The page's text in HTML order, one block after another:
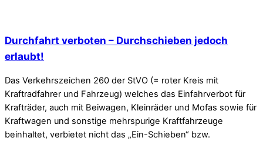
Durchfahrt verboten – Durchschieben jedoch
erlaubt!
Das Verkehrszeichen 260 der StVO (= roter Kreis mit
Kraftradfahrer und Fahrzeug) welches das Einfahrverbot für
Krafträder, auch mit Beiwagen, Kleinräder und Mofas sowie für
Kraftwagen und sonstige mehrspurige Kraftfahrzeuge
beinhaltet, verbietet nicht das „Ein-Schieben“ bzw.